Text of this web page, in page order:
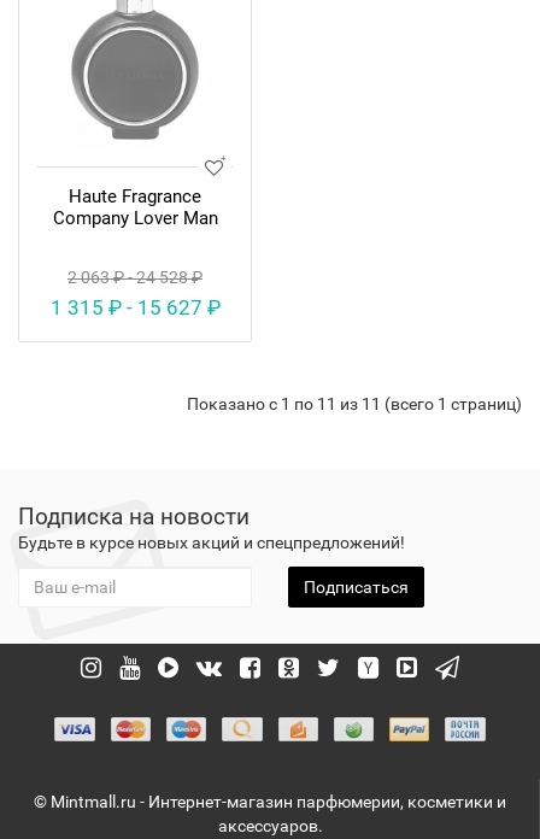
Haute Fragrance
Company Lover Man
2 063 ₽ - 24 528 ₽
1 315 ₽ - 15 627 ₽
Показано с 1 по 11 из 11 (всего 1 страниц)
Подписка на новости
Будьте в курсе новых акций и спецпредложений!
Подписаться
© Mintmall.ru - Интернет-магазин парфюмерии, косметики и
аксессуаров.